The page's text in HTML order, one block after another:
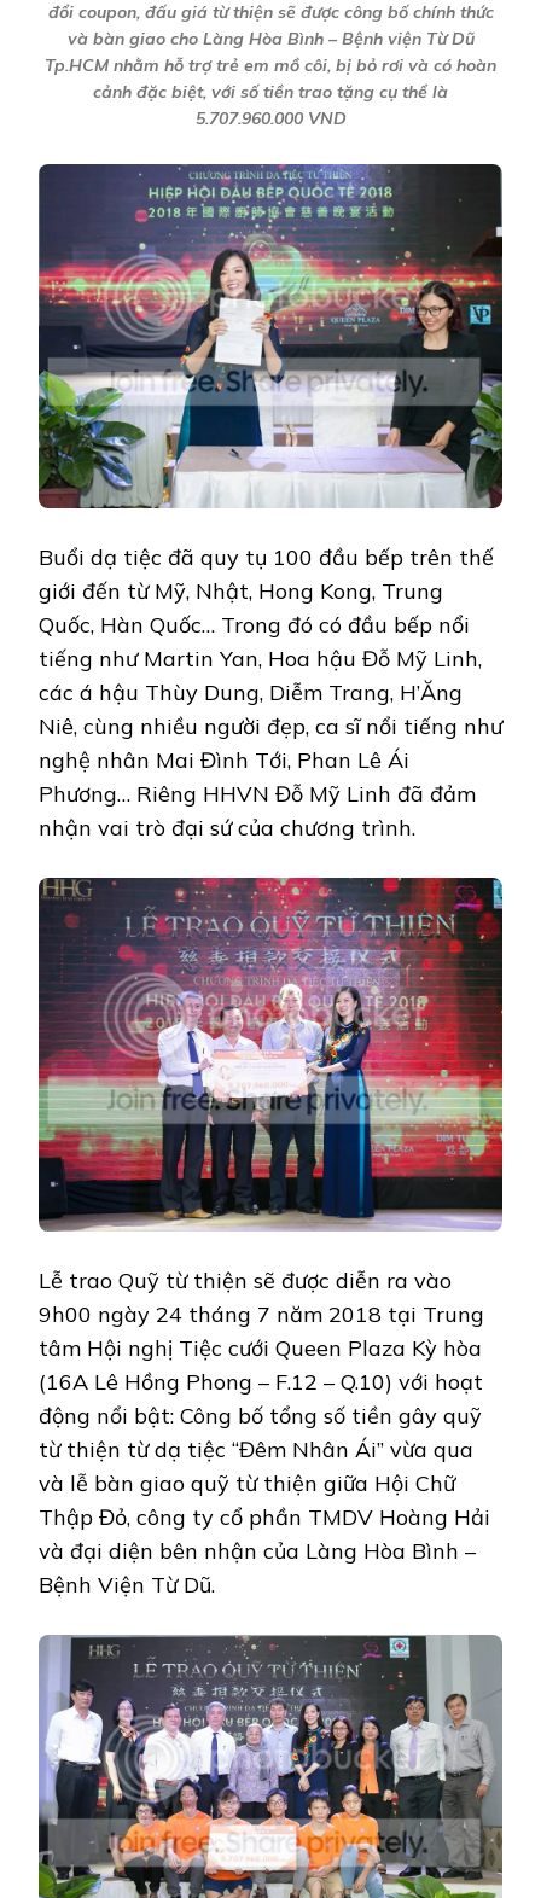
đổi coupon, đấu giá từ thiện sẽ được công bố chính thức
và bàn giao cho Làng Hòa Bình – Bệnh viện Từ Dũ
Tp.HCM nhằm hỗ trợ trẻ em mồ côi, bị bỏ rơi và có hoàn
cảnh đặc biệt, với số tiền trao tặng cụ thể là
5.707.960.000 VND
Buổi dạ tiệc đã quy tụ 100 đầu bếp trên thế
giới đến từ Mỹ, Nhật, Hong Kong, Trung
Quốc, Hàn Quốc… Trong đó có đầu bếp nổi
tiếng như Martin Yan, Hoa hậu Đỗ Mỹ Linh,
các á hậu Thùy Dung, Diễm Trang, H’Ăng
Niê, cùng nhiều người đẹp, ca sĩ nổi tiếng như
nghệ nhân Mai Đình Tới, Phan Lê Ái
Phương… Riêng HHVN Đỗ Mỹ Linh đã đảm
nhận vai trò đại sứ của chương trình.
Lễ trao Quỹ từ thiện sẽ được diễn ra vào
9h00 ngày 24 tháng 7 năm 2018 tại Trung
tâm Hội nghị Tiệc cưới Queen Plaza Kỳ hòa
(16A Lê Hồng Phong – F.12 – Q.10) với hoạt
động nổi bật: Công bố tổng số tiền gây quỹ
từ thiện từ dạ tiệc “Đêm Nhân Ái” vừa qua
và lễ bàn giao quỹ từ thiện giữa Hội Chữ
Thập Đỏ, công ty cổ phần TMDV Hoàng Hải
và đại diện bên nhận của Làng Hòa Bình –
Bệnh Viện Từ Dũ.